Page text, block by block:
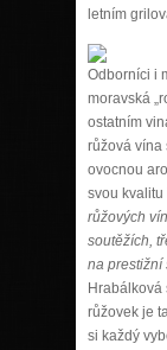
letním
Odborníci i
moravská
ostatním
růžová vína
ovocnou
svou
růžových
soutěžích,
na prestižní
Hrabálková
růžovek je
si každý